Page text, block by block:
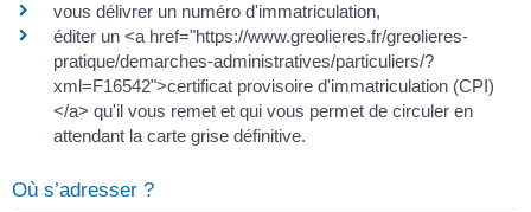
vous délivrer un numéro d'immatriculation,
éditer un <a href="https://www.greolieres.fr/greolieres-
pratique/demarches-administratives/particuliers/?
xml=F16542">certificat provisoire d'immatriculation (CPI)
</a> qu'il vous remet et qui vous permet de circuler en
attendant la carte grise définitive.
Où s’adresser ?